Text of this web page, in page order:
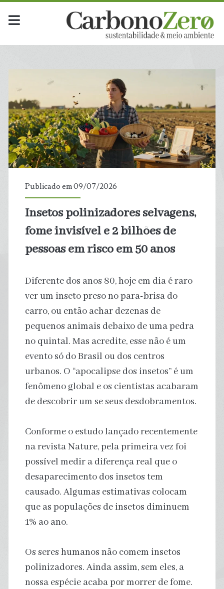
Publicado em 09/07/2026
Insetos polinizadores selvagens,
fome invisível e 2 bilhões de
pessoas em risco em 50 anos
Diferente dos anos 80, hoje em dia é raro
ver um inseto preso no para-brisa do
carro, ou então achar dezenas de
pequenos animais debaixo de uma pedra
no quintal. Mas acredite, esse não é um
evento só do Brasil ou dos centros
urbanos. O “apocalipse dos insetos” é um
fenômeno global e os cientistas acabaram
de descobrir um se seus desdobramentos.
Conforme o estudo lançado recentemente
na revista Nature, pela primeira vez foi
possível medir a diferença real que o
desaparecimento dos insetos tem
causado. Algumas estimativas colocam
que as populações de insetos diminuem
1% ao ano.
Os seres humanos não comem insetos
polinizadores. Ainda assim, sem eles, a
nossa espécie acaba por morrer de fome.